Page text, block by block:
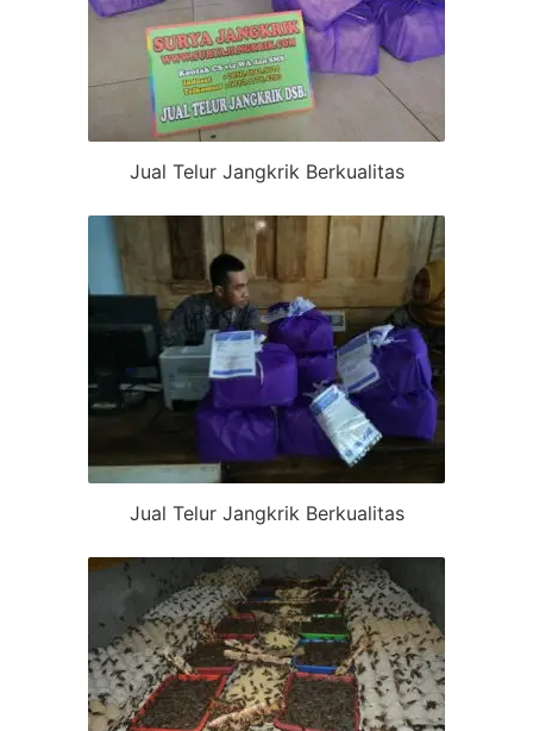
Jual Telur Jangkrik Berkualitas
Jual Telur Jangkrik Berkualitas